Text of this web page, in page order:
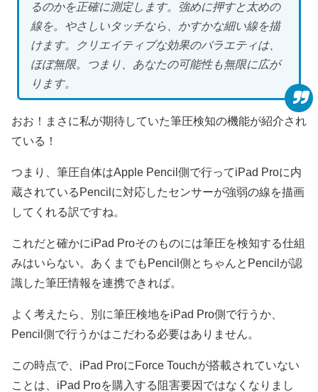
るのかを正確に測定します。強めに押すと太めの
線を。やさしいタッチなら、かすかな細い線を描
けます。クリエイティブな効果のバラエティは、
ほぼ無限。つまり、あなたの可能性も無限に広が
ります。
おお！まさに私が期待していた筆圧検知の機能が紹介され
ている！
つまり、筆圧自体はApple Pencil側で行ってiPad Proに内
蔵されているPencilに対応したセンサーが強弱の線を描画
してくれる訳ですね。
これだと確かにiPad Proそのものには筆圧を検知する仕組
みはいらない。あくまでもPencil側とちゃんとPencilが認
識した筆圧情報を連携できれば。
よく考えたら、別に筆圧検地をiPad Pro側で行うか、
Pencil側で行うかはこだわる必要はありません。
この時点で、iPad ProにForce Touchが搭載されていない
ことは、iPad Proを購入する阻害要因ではなくなりまし